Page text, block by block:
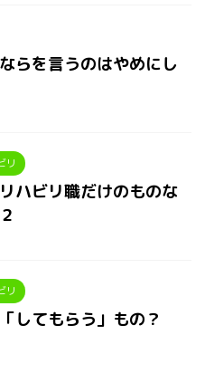
らを言うのはやめにし
リ
ハビリ職だけのものな
リ
してもらう」もの？